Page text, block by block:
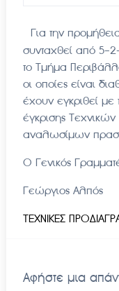
Για την
συνταχθεί από 5-
το Τμήμα
οι οποίες είναι
έχουν εγκριθεί
έγκρισης
αναλωσίμων
Ο Γενικός
Γεώργιος Αλπός
ΤΕΧΝΙΚΕΣ
Αφήστε μια